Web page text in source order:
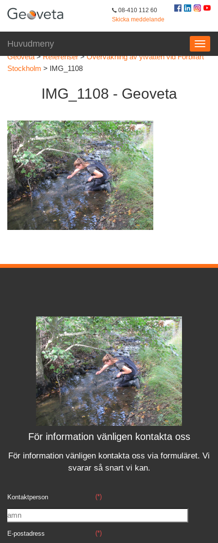
08-410 112 60
Skicka meddelande
Huvudmeny
Geoveta>Referenser>Övervakning av ytvatten vid Förbifart
Stockholm > IMG_1108
IMG_1108 - Geoveta
För information vänligen kontakta oss
För information vänligen kontakta oss via formuläret. Vi
svararså snart vi kan.
Kontaktperson (*)
E-postadress (*)